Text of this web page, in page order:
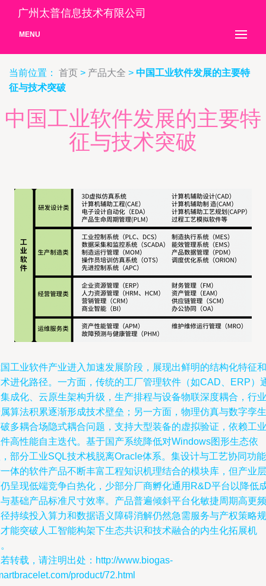
广州太普信息技术有限公司
MENU
当前位置： 首页 > 产品大全 > 中国工业软件发展的主要特
征与技术突破
中国工业软件发展的主要特
征与技术突破
工业软件产业进入加速发展阶段，展现出鲜明的结构化特征和
进化路径。一方面，传统的工厂管理软件（如CAD、ERP）
成化、云原生架构升级，生产排程与设备物联深度耦合，行业
算法积累逐渐形成技术壁垒；另一方面，物理仿真与数字孪生
多耦合场隐式耦合问题，支持大型装备的虚拟验证，依赖工
高性能自主迭代。基于国产系统降低对Windows图形生态依
部分工业SQL技术栈脱离Oracle体系。集设计与工艺协同功能
体的软件产品不断丰富工程知识机理结合的模块库，但产业层
呈现低端竞争白热化，少部分厂商孵化通用R&D平台以降低
基础产品标准尺寸效率。产品普遍倾斜平台化敏捷周期高更频
持续投入算力和数据语义障碍消解仍然急需服务与产权策略规
能突破人工智能构架下生态共识和技术融合的内生化拓展机
转载，请注明出处：http://www.biogas-
product/72.html